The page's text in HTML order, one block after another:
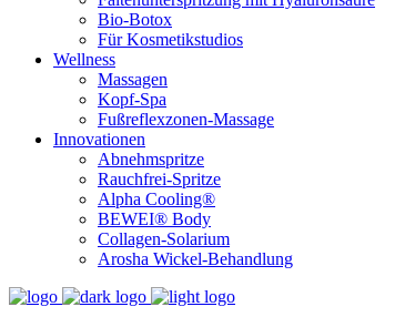
Bio-Botox
Für Kosmetikstudios
Wellness
Massagen
Kopf-Spa
Fußreflexzonen-Massage
Innovationen
Abnehmspritze
Rauchfrei-Spritze
Alpha Cooling®
BEWEI® Body
Collagen-Solarium
Arosha Wickel-Behandlung